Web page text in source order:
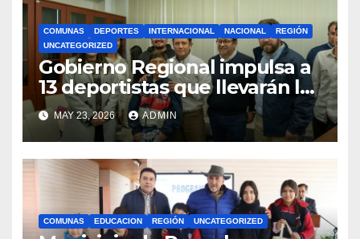
COMUNAS DEPORTES INTERNACIONAL NACIONAL
REGIÓN
UNCATEGORIZED
Gobierno Regional impulsa a
13 deportistas que llevarán la
bandera maulina a
competencias
internacionales
MAY 23, 2026 ADMIN
COMUNAS EDUCACION REGIÓN UNCATEGORIZED